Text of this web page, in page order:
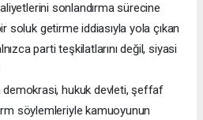
sonlandırma sürecine
soluk getirme iddiasıyla yola çıkan
parti teşkilatlarını değil, siyasi
demokrasi, hukuk devleti, şeffaf
söylemleriyle kamuoyunun